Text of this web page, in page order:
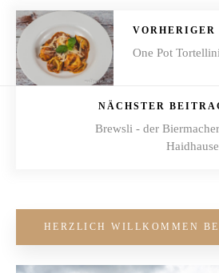
One Pot
NÄCHSTER
Brewsli - der
HERZLICH WILLKOMMEN